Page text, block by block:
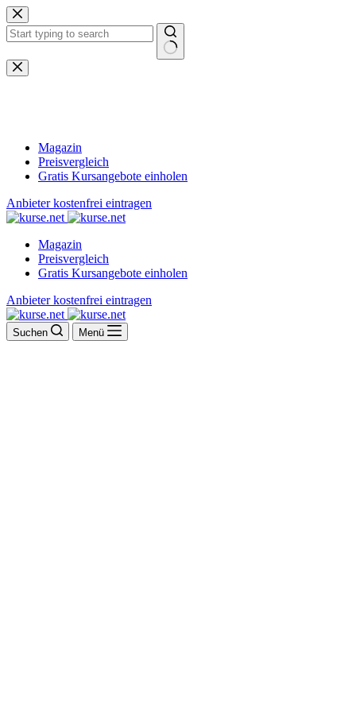
Zum
Inhalt
springen
Keine
Ergebnisse
Magazin
Preisvergleich
Gratis Kursangebote einholen
Anbieter kostenfrei eintragen
Magazin
Preisvergleich
Gratis Kursangebote einholen
Anbieter kostenfrei eintragen
Suchen Menü